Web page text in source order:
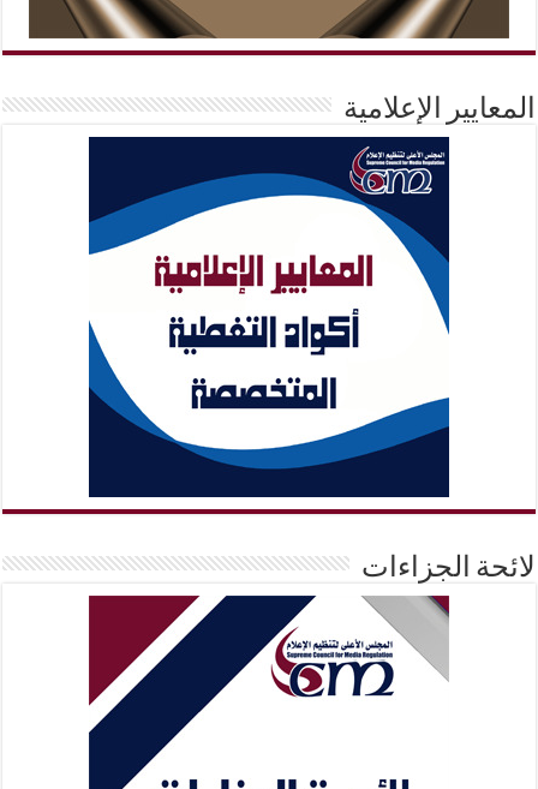
المعايير الإعلامية
لائحة الجزاءات